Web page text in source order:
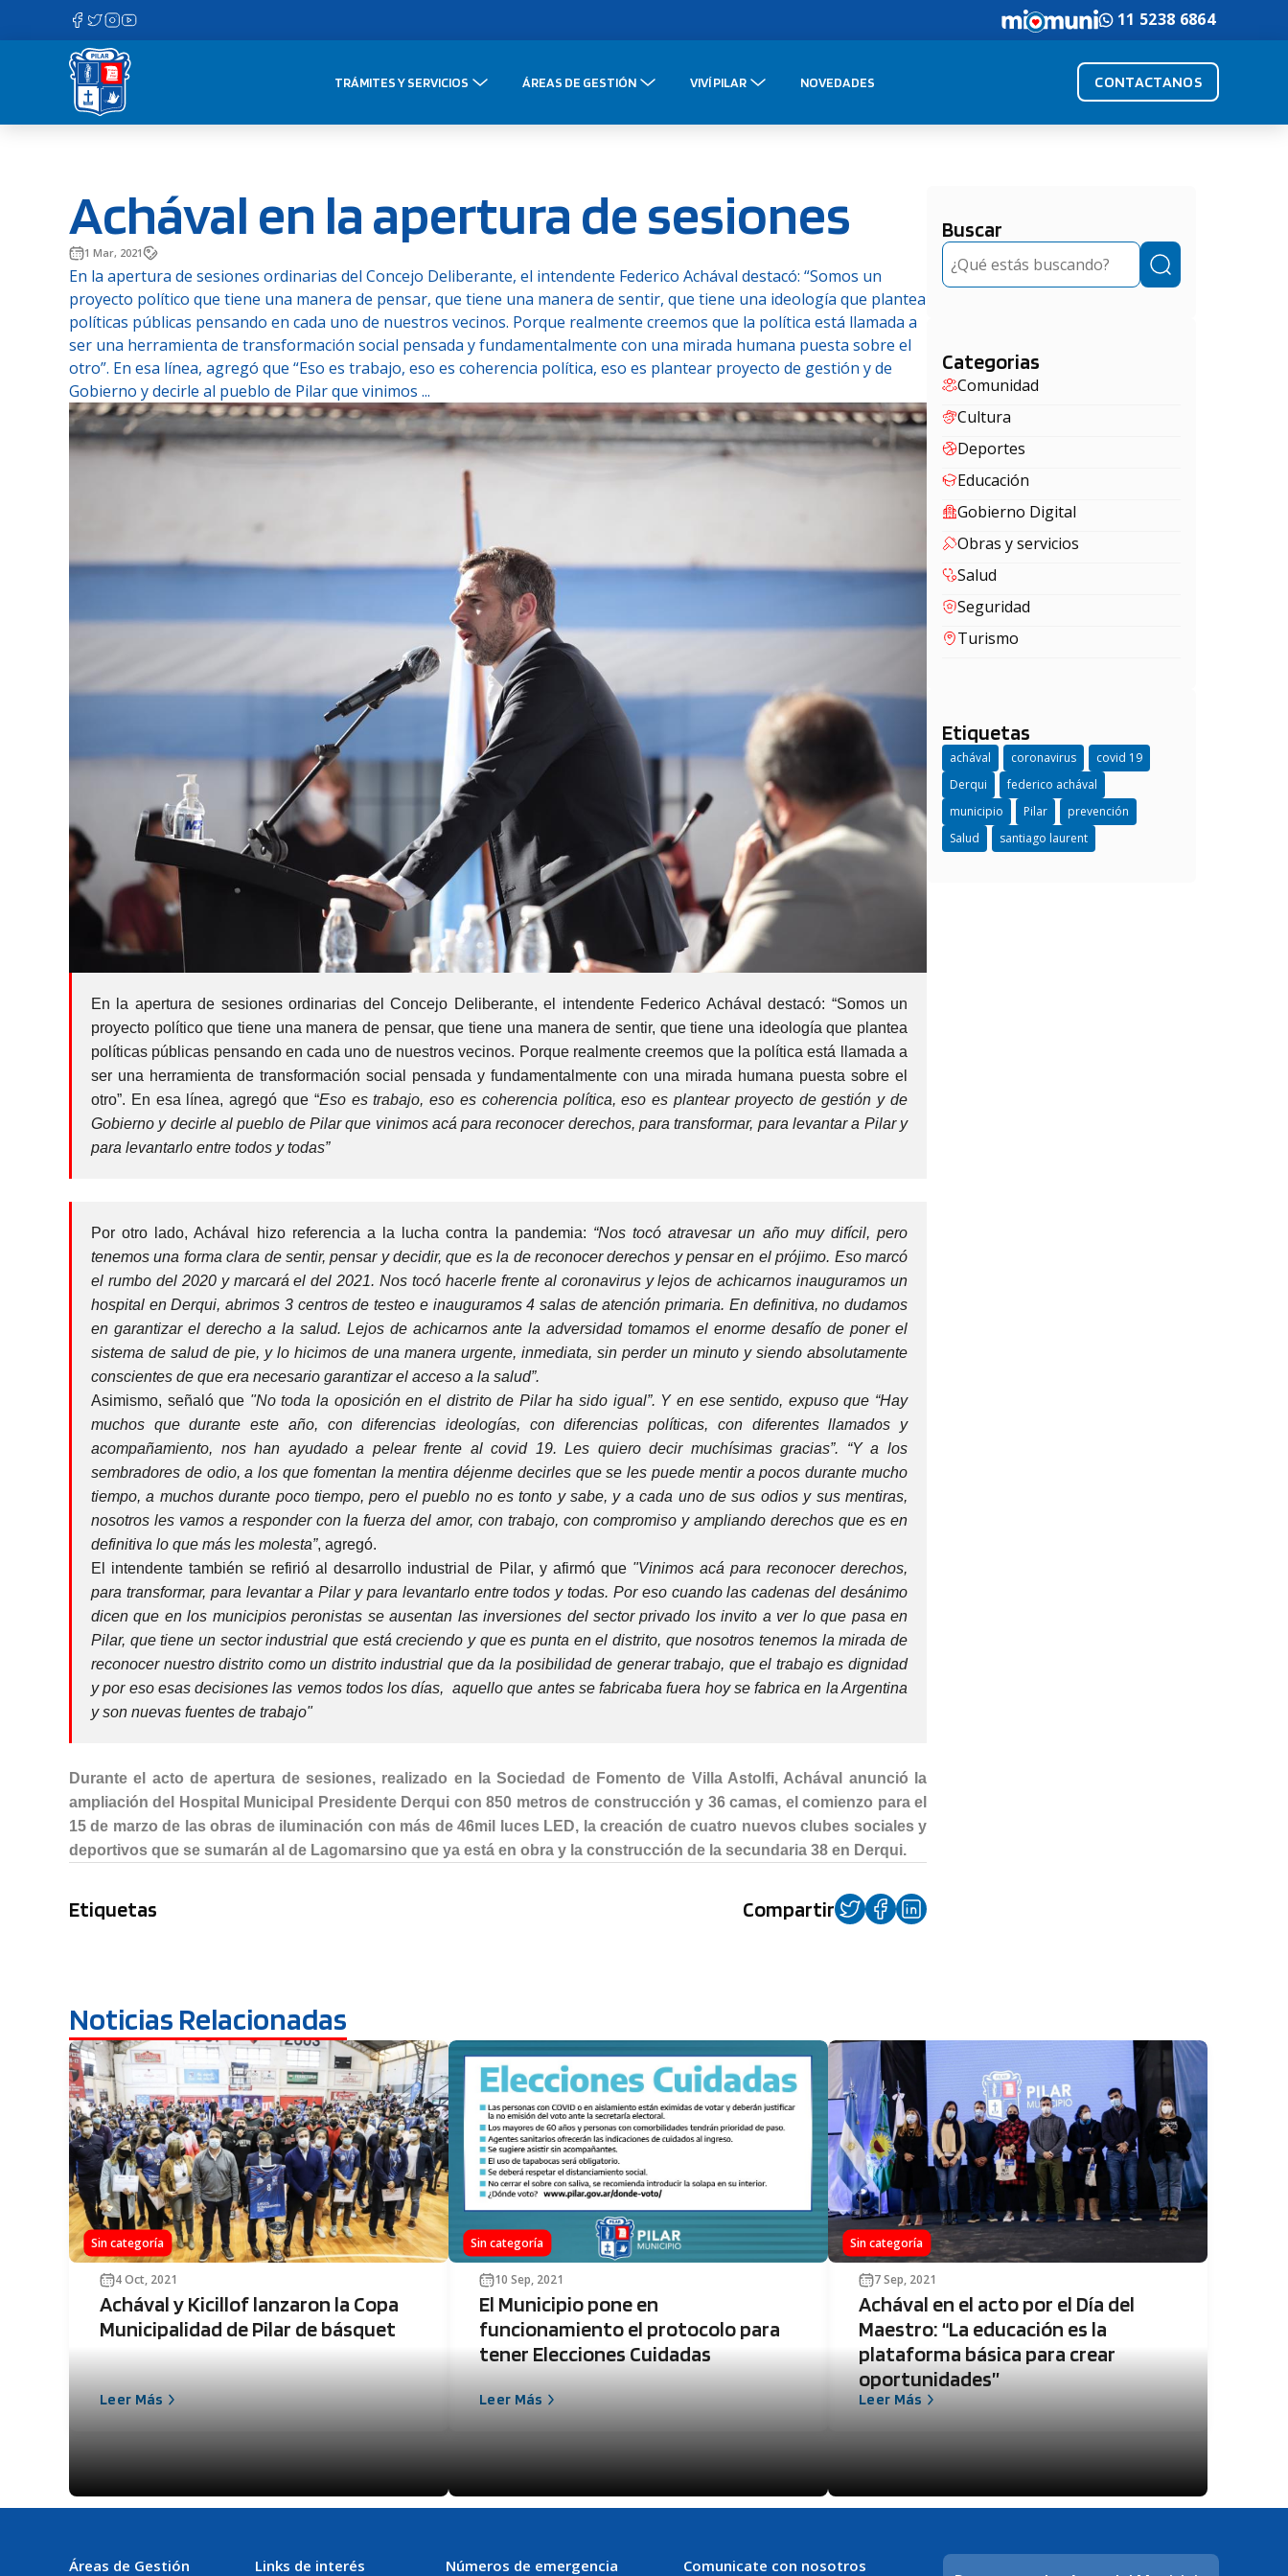
contenido
11 5238 6864
TRÁMITES Y SERVICIOS ÁREAS DE GESTIÓN VIVÍ PILAR NOVEDADES CONTACTANOS
Achával en la apertura de sesiones
1 Mar, 2021
En la apertura de sesiones ordinarias del Concejo Deliberante, el intendente Federico Achával destacó: “Somos un
proyecto político que tiene una manera de pensar, que tiene una manera de sentir, que tiene una ideología que plantea
políticas públicas pensando en cada uno de nuestros vecinos. Porque realmente creemos que la política está llamada a
ser una herramienta de transformación social pensada y fundamentalmente con una mirada humana puesta sobre el
otro”. En esa línea, agregó que “Eso es trabajo, eso es coherencia política, eso es plantear proyecto de gestión y de
Gobierno y decirle al pueblo de Pilar que vinimos ...
En la apertura de sesiones ordinarias del Concejo Deliberante, el intendente Federico Achával destacó: “Somos un
proyecto político que tiene una manera de pensar, que tiene una manera de sentir, que tiene una ideología que plantea
políticas públicas pensando en cada uno de nuestros vecinos. Porque realmente creemos que la política está llamada a
ser una herramienta de transformación social pensada y fundamentalmente con una mirada humana puesta sobre el
otro”. En esa línea, agregó que “Eso es trabajo, eso es coherencia política, eso es plantear proyecto de gestión y de
Gobierno y decirle al pueblo de Pilar que vinimos acá para reconocer derechos, para transformar, para levantar a Pilar y
para levantarlo entre todos y todas”
Por otro lado, Achával hizo referencia a la lucha contra la pandemia: “Nos tocó atravesar un año muy difícil, pero
tenemos una forma clara de sentir, pensar y decidir, que es la de reconocer derechos y pensar en el prójimo. Eso marcó
el rumbo del 2020 y marcará el del 2021. Nos tocó hacerle frente al coronavirus y lejos de achicarnos inauguramos un
hospital en Derqui, abrimos 3 centros de testeo e inauguramos 4 salas de atención primaria. En definitiva, no dudamos
en garantizar el derecho a la salud. Lejos de achicarnos ante la adversidad tomamos el enorme desafío de poner el
sistema de salud de pie, y lo hicimos de una manera urgente, inmediata, sin perder un minuto y siendo absolutamente
conscientes de que era necesario garantizar el acceso a la salud”.
Asimismo, señaló que "No toda la oposición en el distrito de Pilar ha sido igual”. Y en ese sentido, expuso que “Hay
muchos que durante este año, con diferencias ideologías, con diferencias políticas, con diferentes llamados y
acompañamiento, nos han ayudado a pelear frente al covid 19. Les quiero decir muchísimas gracias”. “Y a los
sembradores de odio, a los que fomentan la mentira déjenme decirles que se les puede mentir a pocos durante mucho
tiempo, a muchos durante poco tiempo, pero el pueblo no es tonto y sabe, y a cada uno de sus odios y sus mentiras,
nosotros les vamos a responder con la fuerza del amor, con trabajo, con compromiso y ampliando derechos que es en
definitiva lo que más les molesta”, agregó.
El intendente también se refirió al desarrollo industrial de Pilar, y afirmó que "Vinimos acá para reconocer derechos,
para transformar, para levantar a Pilar y para levantarlo entre todos y todas. Por eso cuando las cadenas del desánimo
dicen que en los municipios peronistas se ausentan las inversiones del sector privado los invito a ver lo que pasa en
Pilar, que tiene un sector industrial que está creciendo y que es punta en el distrito, que nosotros tenemos la mirada de
reconocer nuestro distrito como un distrito industrial que da la posibilidad de generar trabajo, que el trabajo es dignidad
y por eso esas decisiones las vemos todos los días, aquello que antes se fabricaba fuera hoy se fabrica en la Argentina
y son nuevas fuentes de trabajo"
Durante el acto de apertura de sesiones, realizado en la Sociedad de Fomento de Villa Astolfi, Achával anunció la
ampliación del Hospital Municipal Presidente Derqui con 850 metros de construcción y 36 camas, el comienzo para el
15 de marzo de las obras de iluminación con más de 46mil luces LED, la creación de cuatro nuevos clubes sociales y
deportivos que se sumarán al de Lagomarsino que ya está en obra y la construcción de la secundaria 38 en Derqui.
Etiquetas Compartir
Buscar
Buscar
Categorias
Comunidad
Cultura
Deportes
Educación
Gobierno Digital
Obras y servicios
Salud
Seguridad
Turismo
Etiquetas
achával coronavirus
covid 19
Derqui
federico achával
municipio
Pilar
prevención
Salud
santiago laurent
Noticias Relacionadas
Sin categoría
4 Oct, 2021
Achával y Kicillof lanzaron la Copa
Municipalidad de Pilar de básquet
Leer Más
Sin categoría
10 Sep, 2021
El Municipio pone en
funcionamiento el protocolo para
tener Elecciones Cuidadas
Leer Más
Sin categoría
7 Sep, 2021
Achával en el acto por el Día del
Maestro: “La educación es la
plataforma básica para crear
oportunidades”
Leer Más
Áreas de Gestión Links de interés Números de emergencia Comunicate con nosotros